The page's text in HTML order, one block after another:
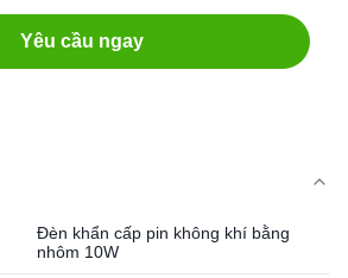
Yêu cầu ngay
Đèn khẩn cấp pin không khí bằng
nhôm 10W